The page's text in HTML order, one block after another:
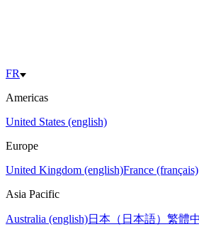
FR
Americas
United States (english)
Europe
United Kingdom (english)France (français)
Asia Pacific
Australia (english)日本（日本語） 繁體